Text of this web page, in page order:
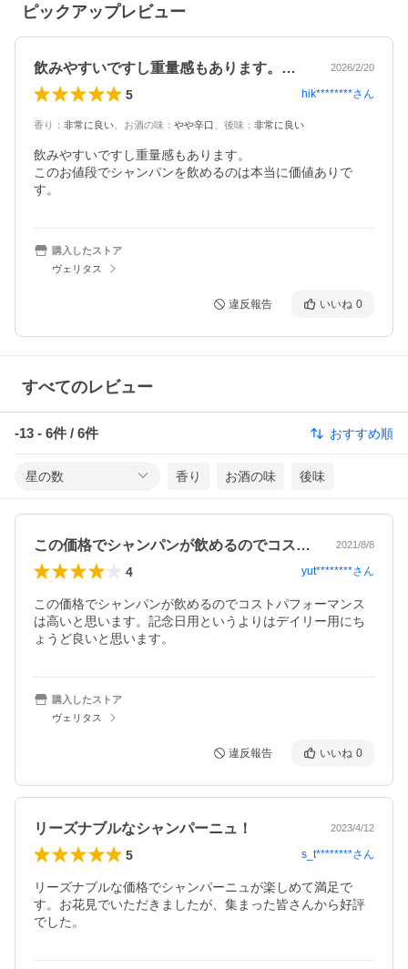
ピックアップレビュー
飲みやすいですし重量感もあります。この… 2026/2/20
5 hik********さん
香り ： 非常に良い お酒の味 ： やや辛口 後味 ： 非常に良い
飲みやすいですし重量感もあります。
このお値段でシャンパンを飲めるのは本当に価値ありで
す。
購入したストア
ヴェリタス
違反報告 いいね 0
すべてのレビュー
-13 - 6件 / 6件 おすすめ順
星の数 香り お酒の味 後味
この価格でシャンパンが飲めるのでコスト… 2021/8/8
4 yut********さん
この価格でシャンパンが飲めるのでコストパフォーマンス
は高いと思います。記念日用というよりはデイリー用にち
ょうど良いと思います。
購入したストア
ヴェリタス
違反報告 いいね 0
リーズナブルなシャンパーニュ！ 2023/4/12
5 s_t********さん
リーズナブルな価格でシャンパーニュが楽しめて満足で
す。お花見でいただきましたが、集まった皆さんから好評
でした。